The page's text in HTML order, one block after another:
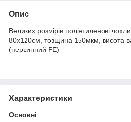
Опис
Великих розмірів поліетиленові
80х120см, товщина 150мкм, висота
(первинний PE)
Характеристики
Основні